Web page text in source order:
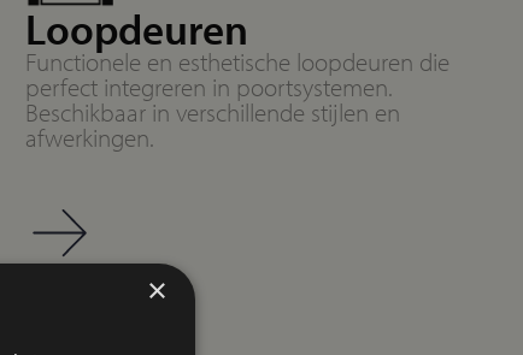
Loopdeuren
Functionele en esthetische loopdeuren die
perfect integreren in poortsystemen.
Beschikbaar in verschillende stijlen en
afwerkingen.
×